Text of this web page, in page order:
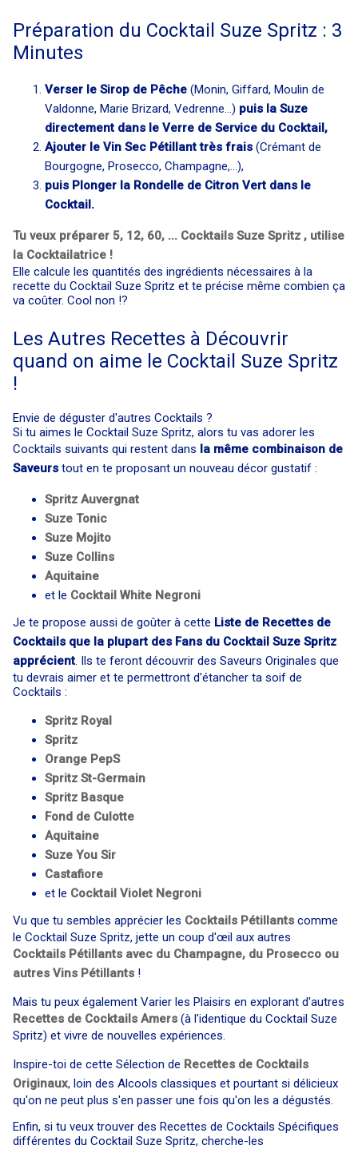
Préparation du Cocktail Suze Spritz : 3
Minutes
Verser le Sirop de Pêche (Monin, Giffard, Moulin de
Valdonne, Marie Brizard, Vedrenne...) puis la Suze
directement dans le Verre de Service du Cocktail,
Ajouter le Vin Sec Pétillant très frais (Crémant de
Bourgogne, Prosecco, Champagne,...),
puis Plonger la Rondelle de Citron Vert dans le
Cocktail.
Tu veux préparer 5, 12, 60, ... Cocktails Suze Spritz , utilise
la Cocktailatrice !
Elle calcule les quantités des ingrédients nécessaires à la
recette du Cocktail Suze Spritz et te précise même combien ça
va coûter. Cool non !?
Les Autres Recettes à Découvrir
quand on aime le Cocktail Suze Spritz
!
Envie de déguster d'autres Cocktails ?
Si tu aimes le Cocktail Suze Spritz, alors tu vas adorer les
Cocktails suivants qui restent dans la même combinaison de
Saveurs tout en te proposant un nouveau décor gustatif :
Spritz Auvergnat
Suze Tonic
Suze Mojito
Suze Collins
Aquitaine
et le Cocktail White Negroni
Je te propose aussi de goûter à cette Liste de Recettes de
Cocktails que la plupart des Fans du Cocktail Suze Spritz
apprécient. Ils te feront découvrir des Saveurs Originales que
tu devrais aimer et te permettront d'étancher ta soif de
Cocktails :
Spritz Royal
Spritz
Orange PepS
Spritz St-Germain
Spritz Basque
Fond de Culotte
Aquitaine
Suze You Sir
Castafiore
et le Cocktail Violet Negroni
Vu que tu sembles apprécier les Cocktails Pétillants comme
le Cocktail Suze Spritz, jette un coup d'œil aux autres
Cocktails Pétillants avec du Champagne, du Prosecco ou
autres Vins Pétillants !
Mais tu peux également Varier les Plaisirs en explorant d'autres
Recettes de Cocktails Amers (à l'identique du Cocktail Suze
Spritz) et vivre de nouvelles expériences.
Inspire-toi de cette Sélection de Recettes de Cocktails
Originaux, loin des Alcools classiques et pourtant si délicieux
qu'on ne peut plus s'en passer une fois qu'on les a dégustés.
Enfin, si tu veux trouver des Recettes de Cocktails Spécifiques
différentes du Cocktail Suze Spritz, cherche-les